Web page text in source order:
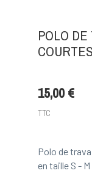
POLO
15,00 €
TTC
Polo de
en taille S - M